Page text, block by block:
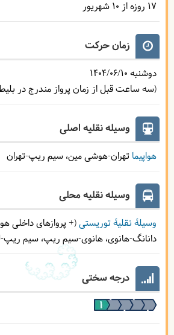
17 روزه از 10 شهریور
زمان حرکت
دوشنبه 1404/06/10
(سه ساعت قبل از زمان پرواز مندرج در
وسیله نقلیه اصلی
هواپیما تهران-هوشی مین، سیم ریپ-تهران
وسیله نقلیه محلی
وسیلۀ نقلیۀ توریستی(+ پروازهای داخلی
دانانگ-هانوی، هانوی-سیم ریپ، سیم ریپ-
درجه سختی